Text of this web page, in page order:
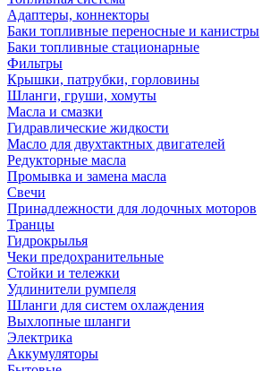
Адаптеры, коннекторы
Баки топливные переносные и канистры
Баки топливные стационарные
Фильтры
Крышки, патрубки, горловины
Шланги, груши, хомуты
Масла и смазки
Гидравлические жидкости
Масло для двухтактных двигателей
Редукторные масла
Промывка и замена масла
Свечи
Принадлежности для лодочных моторов
Транцы
Гидрокрылья
Чеки предохранительные
Стойки и тележки
Удлинители румпеля
Шланги для систем охлаждения
Выхлопные шланги
Электрика
Аккумуляторы